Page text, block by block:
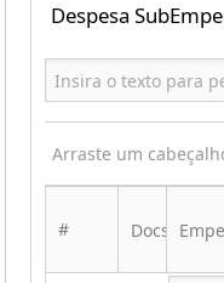
Despesa
Arraste um
# Docs